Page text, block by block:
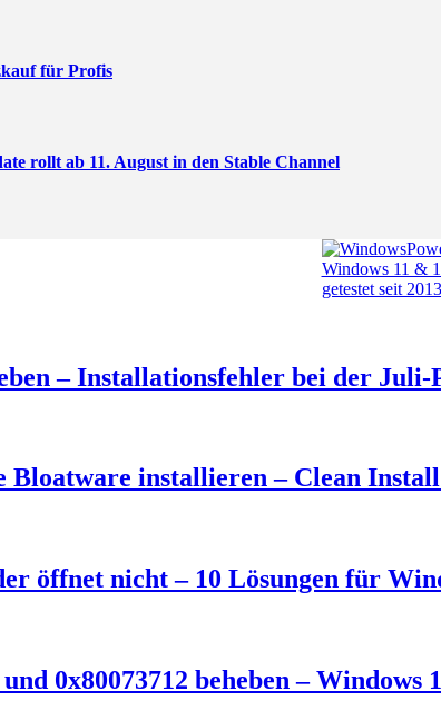
für Profis
rollt ab 11. August in den Stable Channel
– Installationsfehler bei der Juli-
Bloatware installieren – Clean
öffnet nicht – 10 Lösungen für
0x80073712 beheben –